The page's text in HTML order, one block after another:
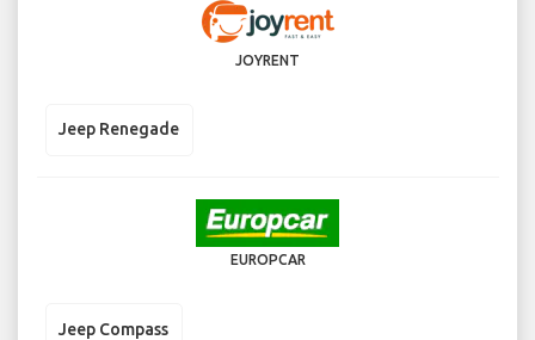
JOYRENT
Jeep Renegade
EUROPCAR
Jeep Compass